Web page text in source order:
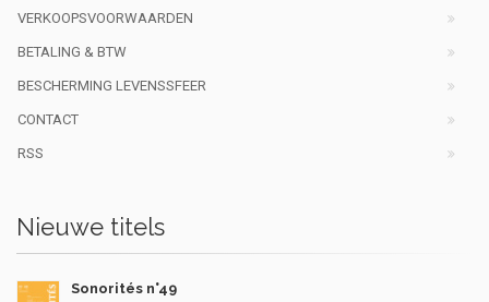
VERKOOPSVOORWAARDEN
BETALING & BTW
BESCHERMING LEVENSSFEER
CONTACT
RSS
Nieuwe titels
Sonorités n°49